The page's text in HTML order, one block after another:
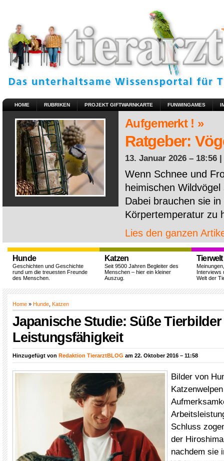
HOME RUBRIKEN PROJEKT GIFTWARNKARTE FUNWINGAMES
Aufgemerkt ! »
Ratgeber:
13. Januar 2026 – 18:56 |
Wenn Schnee und
heimischen
Dabei brauchen sie
Körpertemperatur zu
Lies den ganzen
Hunde
Geschichten und Geschichte
rund um die treuesten Freunde
des Menschen.
Katzen
Seit 9500 Jahren Begleiter des
Menschen – hier ein kleiner
Auszug.
Tierwelt
Interviews
Welt der
Home » Hunde Katzen
Japanische Studie: Süße
Leistungsfähigkeit
Hinzugefügt von Redaktion TierarztBLOG am 22. Oktober 2016 – 11:58
Bilder von
Schluss
der
nachdem sie